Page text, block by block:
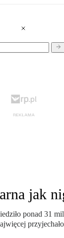
jak
ponad 31